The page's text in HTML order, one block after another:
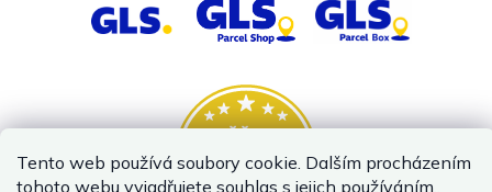
Tento web používá soubory cookie. Dalším procházením
tohoto webu vyjadřujete souhlas s jejich používáním..